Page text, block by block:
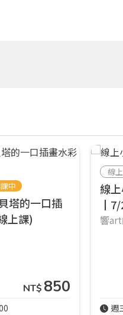
中
塔的一口插
上課)
NT$ 850
線
線
┃7/
響
週